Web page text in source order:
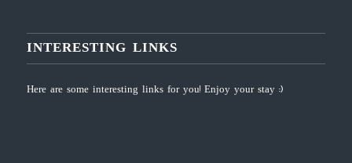
INTERESTING LINKS
Here are some interesting links for you! Enjoy your stay :)